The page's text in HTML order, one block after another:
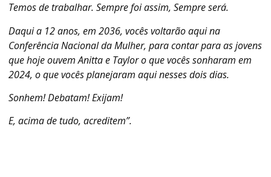
Temos de trabalhar. Sempre foi assim, Sempre será.
Daqui a 12 anos, em 2036, vocês voltarão aqui na
Conferência Nacional da Mulher, para contar para as jovens
que hoje ouvem Anitta e Taylor o que vocês sonharam em
2024, o que vocês planejaram aqui nesses dois dias.
Sonhem! Debatam! Exijam!
E, acima de tudo, acreditem”.